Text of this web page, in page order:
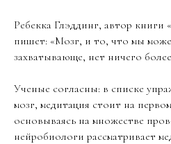
Ребекка Глэддинг, автор
пишет: «Мозг, и то, что мы
захватывающе, нет ничего
Ученые согласны: в списке
мозг, медитация стоит на
основываясь на множестве
нейробиологи рассматривает